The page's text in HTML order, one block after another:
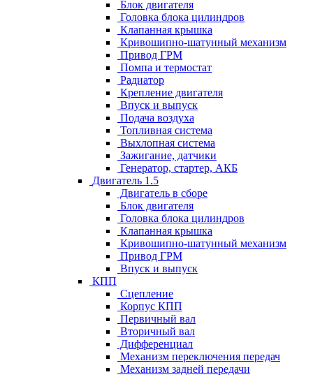
Блок двигателя
Головка блока цилиндров
Клапанная крышка
Кривошипно-шатунный механизм
Привод ГРМ
Помпа и термостат
Радиатор
Крепление двигателя
Впуск и выпуск
Подача воздуха
Топливная система
Выхлопная система
Зажигание, датчики
Генератор, стартер, АКБ
Двигатель 1.5
Двигатель в сборе
Блок двигателя
Головка блока цилиндров
Клапанная крышка
Кривошипно-шатунный механизм
Привод ГРМ
Впуск и выпуск
КПП
Сцепление
Корпус КПП
Первичный вал
Вторичный вал
Дифференциал
Механизм переключения передач
Механизм задней передачи